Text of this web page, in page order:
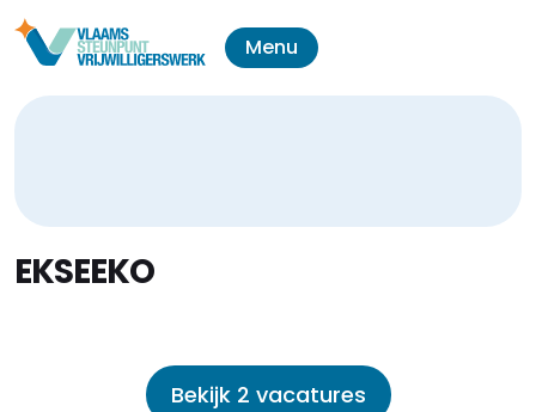
Menu
EKSEEKO
Bekijk 2 vacatures